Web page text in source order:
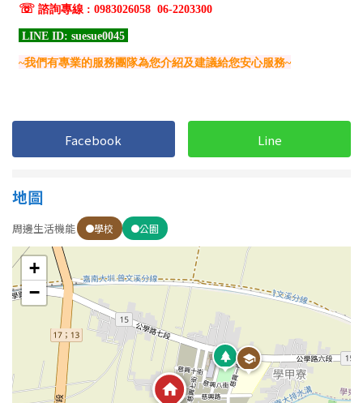
金門連江
3樓 4樓
21樓以上
格局
不拘
1房
2房 3房
4房 5房以上
Facebook Line
地圖
周邊生活機能 學校 公園
+
−